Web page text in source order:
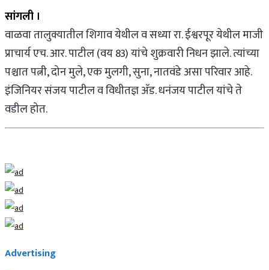
सांगली ।
वाळवा तालुक्यातील शिगाव येथील व सध्या रा. ईश्वरपूर येथील माजी
प्राचार्य एच. आर. पाटील (वय 83) यांचे शुक्रवारी निधन झाले. त्यांच्या
पश्चात पत्नी, दोन मुले, एक मुलगी, सुना, नातवंडे असा परिवार आहे.
इंजिनियर संजय पाटील व विधीतज्ञ अ‍ॅड. धनंजय पाटील यांचे ते
वडील होत.
Advertising